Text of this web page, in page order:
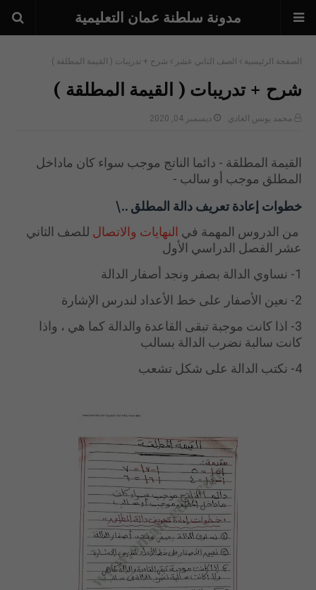
مدونة سلطنة عمان التعليمية
الصفحة الرئيسية الصف الثاني عشر شرح + تدريبات ( القيمة المطلقة )
شرح + تدريبات ( القيمة المطلقة )
محمد يونس الغادي ديسمبر 04, 2020
القيمة المطلقة - دائما الناتج موجب سواء كان ماداخل
المطلق موجب أو سالب -
خطوات إعادة تعريف دالة المطلق ..\
من الدروس المهمة في النهايات والاتصال للصف الثاني
عشر الفصل الدراسي الأول
1- نساوي الدالة بصفر ونجد أصفار الدالة
2- نعين الأصفار على خط الأعداد لندرس الإشارة
3- اذا كانت موجبة تبقى القاعدة والدالة كما هي ، واذا
كانت سالبة نضرب الدالة بسالب
4- نكتب الدالة على شكل تشعب